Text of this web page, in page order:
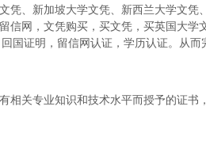
凭、新加坡大学文凭、新西兰大学文凭
信网，文凭购买，买文凭，买英国大学
国证明，留信网认证，学历认证。从而
相关专业知识和技术水平而授予的证书